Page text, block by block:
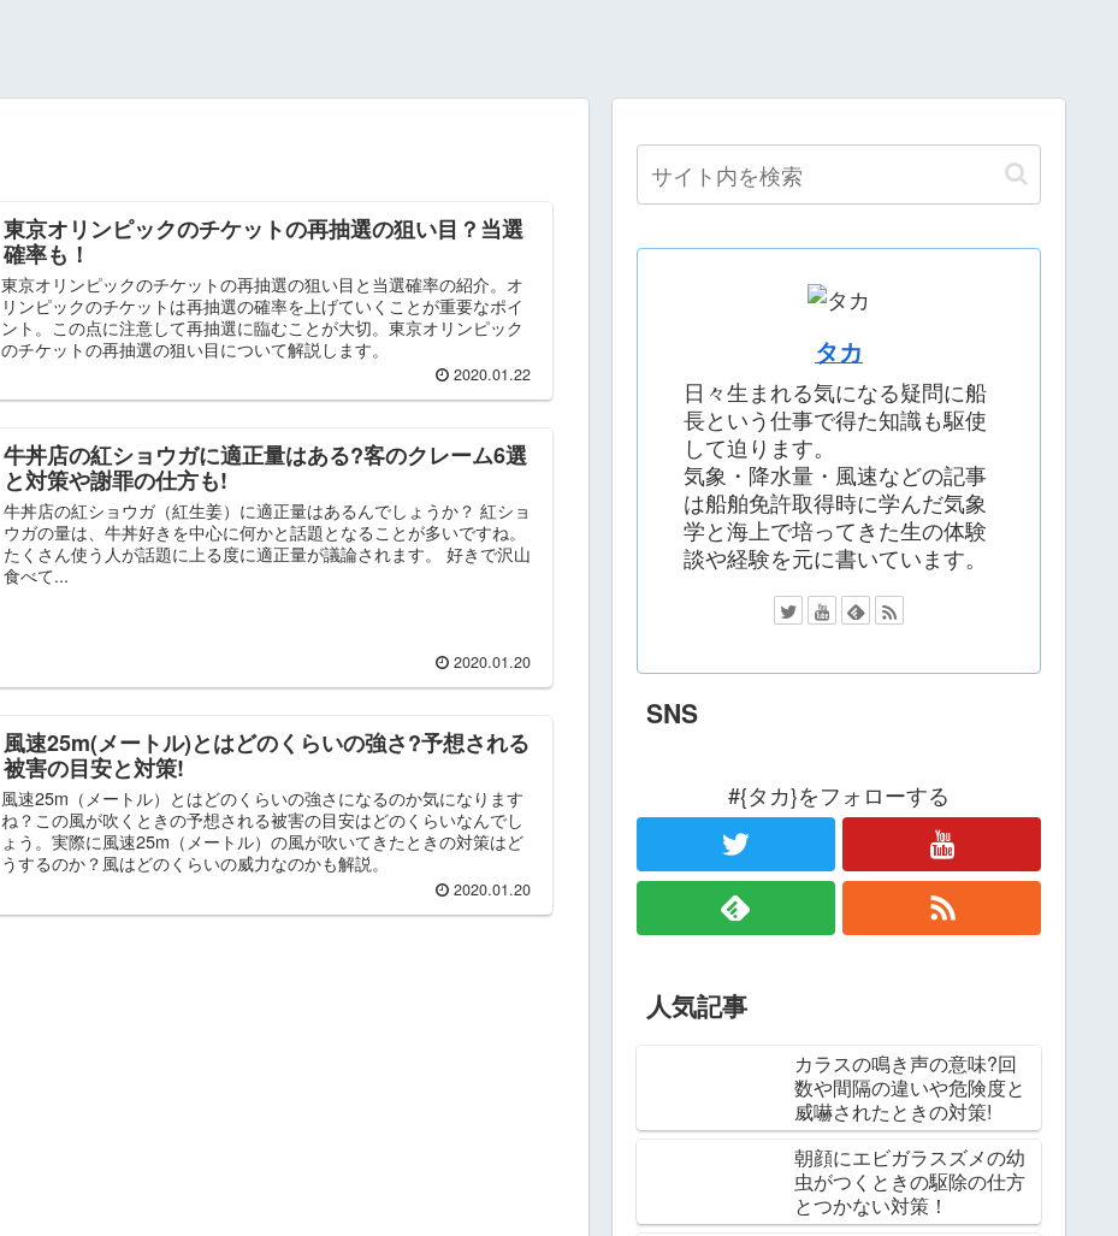
東京オリンピックのチケットの再抽選の狙い目？当選
確率も！
東京オリンピックのチケットの再抽選の狙い目と当選確率の紹介。オ
リンピックのチケットは再抽選の確率を上げていくことが重要なポイ
ント。この点に注意して再抽選に臨むことが大切。東京オリンピック
のチケットの再抽選の狙い目について解説します。
2020.01.22
牛丼店の紅ショウガに適正量はある?客のクレーム6選
と対策や謝罪の仕方も!
牛丼店の紅ショウガ（紅生姜）に適正量はあるんでしょうか？ 紅ショ
ウガの量は、牛丼好きを中心に何かと話題となることが多いですね。
たくさん使う人が話題に上る度に適正量が議論されます。 好きで沢山
食べて...
2020.01.20
風速25m(メートル)とはどのくらいの強さ?予想される
被害の目安と対策!
風速25m（メートル）とはどのくらいの強さになるのか気になります
ね？この風が吹くときの予想される被害の目安はどのくらいなんでし
ょう。実際に風速25m（メートル）の風が吹いてきたときの対策はど
うするのか？風はどのくらいの威力なのかも解説。
2020.01.20
タカ
日々生まれる気になる疑問に船
長という仕事で得た知識も駆使
して迫ります。
気象・降水量・風速などの記事
は船舶免許取得時に学んだ気象
学と海上で培ってきた生の体験
談や経験を元に書いています。
SNS
#{タカ}をフォローする
人気記事
カラスの鳴き声の意味?回
数や間隔の違いや危険度と
威嚇されたときの対策!
朝顔にエビガラスズメの幼
虫がつくときの駆除の仕方
とつかない対策！